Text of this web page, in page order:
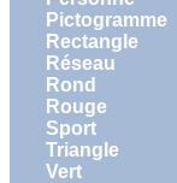
Pictogramme
Rectangle
Réseau
Rond
Rouge
Sport
Triangle
Vert